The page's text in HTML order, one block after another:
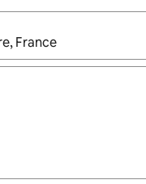
estiverem